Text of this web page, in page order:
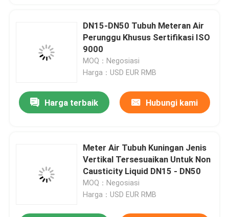
DN15-DN50 Tubuh Meteran Air
Perunggu Khusus Sertifikasi ISO
9000
MOQ：Negosiasi
Harga：USD EUR RMB
Harga terbaik Hubungi kami
Meter Air Tubuh Kuningan Jenis
Vertikal Tersesuaikan Untuk Non
Causticity Liquid DN15 - DN50
MOQ：Negosiasi
Harga：USD EUR RMB